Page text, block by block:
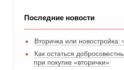
Последние новости
Вторичка или новостройка:
Как остаться
при покупке «вторички»